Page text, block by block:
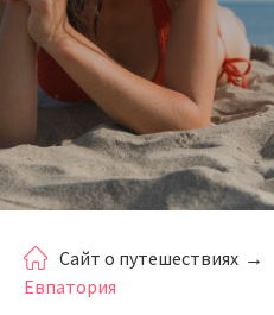
Сайт о путешествиях →
Евпатория